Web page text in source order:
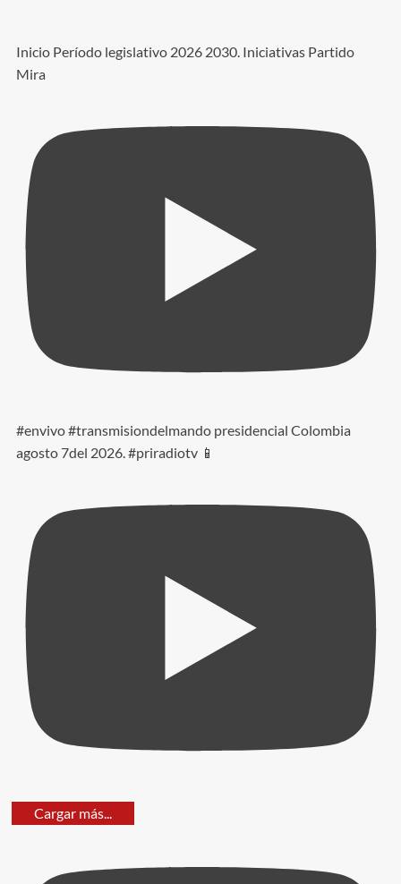
Inicio Período legislativo 2026 2030. Iniciativas Partido
Mira
#envivo #transmisiondelmando presidencial Colombia
agosto 7del 2026. #priradiotv 📱
Cargar más...